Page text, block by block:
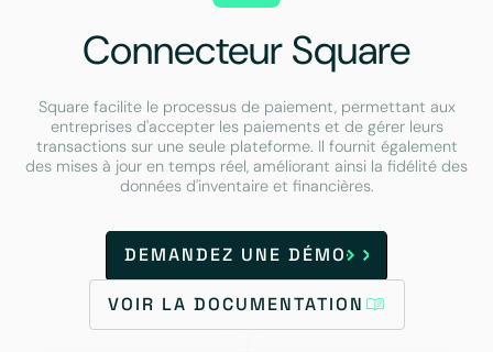
Connecteur Square
Square facilite le processus de paiement, permettant aux
entreprises d'accepter les paiements et de gérer leurs
transactions sur une seule plateforme. Il fournit également
des mises à jour en temps réel, améliorant ainsi la fidélité des
données d'inventaire et financières.
DEMANDEZ UNE DÉMO
VOIR LA DOCUMENTATION